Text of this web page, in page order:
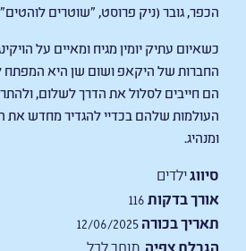
הכפר, גובר (ניק פרוסט, "שוטרים
כשאיום עתיק יומין מגיח ומאיים על
החברות של היקאפ ושום שן היא המפתח
הם חייבים לסלול את הדרך לשלום,
העולמות שלהם בכדיי להגדיר מחדש את
ומנהיג.
סיווגילדים
אורך בדקות
תאריך בכורה
הגבלת צפיה מותר לכל